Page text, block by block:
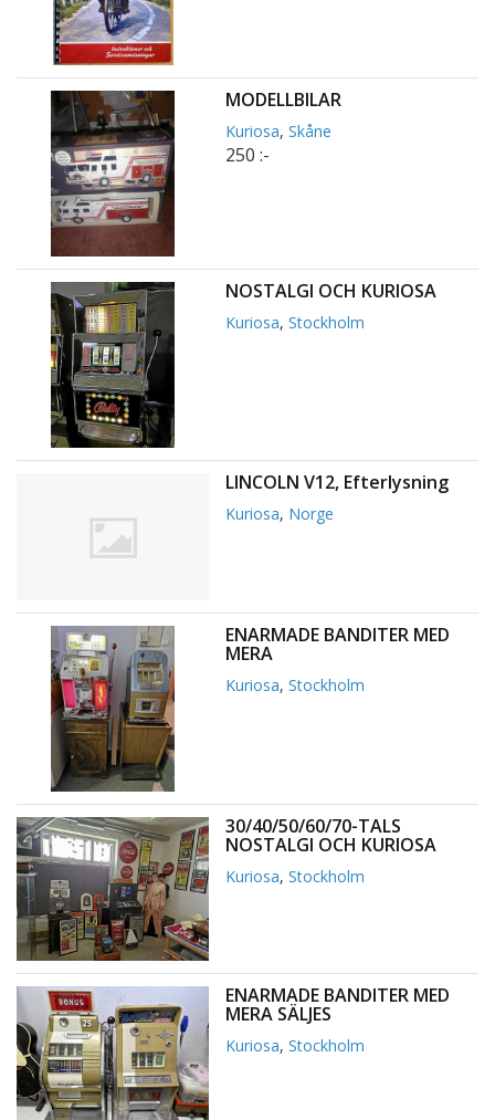
MODELLBILAR
Kuriosa,Skåne
250 :-
NOSTALGI OCH KURIOSA
Kuriosa,Stockholm
LINCOLN V12, Efterlysning
Kuriosa, Norge
ENARMADE BANDITER MED
MERA
Kuriosa,Stockholm
30/40/50/60/70-TALS
NOSTALGI OCH KURIOSA
Kuriosa,Stockholm
ENARMADE BANDITER MED
MERA SÄLJES
Kuriosa,Stockholm